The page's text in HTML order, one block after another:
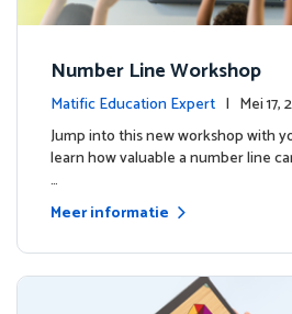
Number Line Workshop
Matific Education Expert | Mei
esJump into this new workshop with
learn how valuable a number line
…
Meer informatie